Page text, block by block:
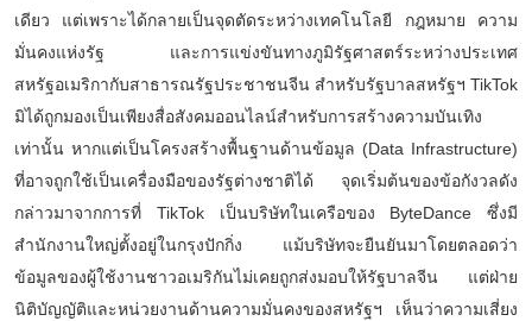
เดียว แต่เพราะได้กลายเป็นจุดตัดระหว่างเทคโนโลยี กฎหมาย ความ
มั่นคงแห่งรัฐ และการแข่งขันทางภูมิรัฐศาสตร์ระหว่างประเทศ
สหรัฐอเมริกากับสาธารณรัฐประชาชนจีน สำหรับรัฐบาลสหรัฐฯ TikTok
มิได้ถูกมองเป็นเพียงสื่อสังคมออนไลน์สำหรับการสร้างความบันเทิง
เท่านั้น หากแต่เป็นโครงสร้างพื้นฐานด้านข้อมูล (Data Infrastructure)
ที่อาจถูกใช้เป็นเครื่องมือของรัฐต่างชาติได้ จุดเริ่มต้นของข้อกังวลดัง
กล่าวมาจากการที่ TikTok เป็นบริษัทในเครือของ ByteDance ซึ่งมี
สำนักงานใหญ่ตั้งอยู่ในกรุงปักกิ่ง แม้บริษัทจะยืนยันมาโดยตลอดว่า
ข้อมูลของผู้ใช้งานชาวอเมริกันไม่เคยถูกส่งมอบให้รัฐบาลจีน แต่ฝ่าย
นิติบัญญัติและหน่วยงานด้านความมั่นคงของสหรัฐฯ เห็นว่าความเสี่ยง